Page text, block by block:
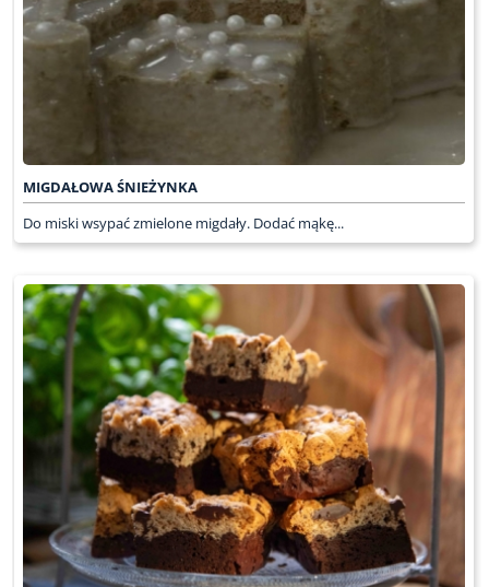
MIGDAŁOWA ŚNIEŻYNKA
Do miski wsypać zmielone migdały. Dodać mąkę...